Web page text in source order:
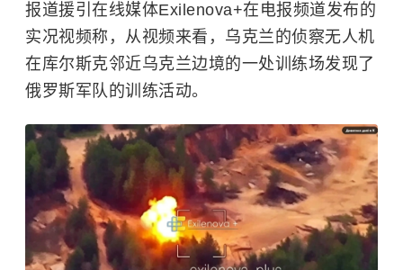
报道援引在线媒体Exilenova+在电报频道发布的
实况视频称，从视频来看，乌克兰的侦察无人机
在库尔斯克邻近乌克兰边境的一处训练场发现了
俄罗斯军队的训练活动。